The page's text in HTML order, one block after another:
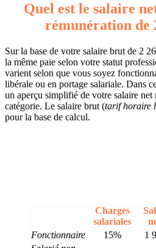
Quel est le salaire
rémunération de
Sur la base de votre salaire brut de 2
la même paie selon votre statut
varient selon que vous soyez
libérale ou en portage salariale. Dans
un aperçu simplifié de votre salaire net
catégorie. Le salaire brut (tarif horaire
pour la base de calcul.
Charges
salariales
Fonctionnaire
15% 1